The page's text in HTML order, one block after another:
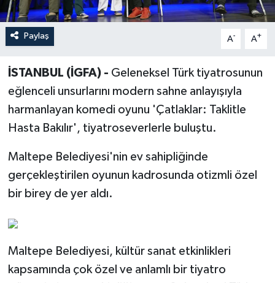
Paylaş A- A+
İSTANBUL (İGFA) - Geleneksel Türk tiyatrosunun
eğlenceli unsurlarını modern sahne anlayışıyla
harmanlayan komedi oyunu 'Çatlaklar: Taklitle
Hasta Bakılır', tiyatroseverlerle buluştu.
Maltepe Belediyesi'nin ev sahipliğinde
gerçekleştirilen oyunun kadrosunda otizmli özel
bir birey de yer aldı.
Maltepe Belediyesi, kültür sanat etkinlikleri
kapsamında çok özel ve anlamlı bir tiyatro